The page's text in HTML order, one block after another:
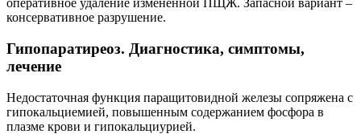
оперативное удаление измененной ПЩЖ. Запасной вариант –
консервативное разрушение.
Гипопаратиреоз. Диагностика, симптомы,
лечение
Недостаточная функция паращитовидной железы сопряжена с
гипокальциемией, повышенным содержанием фосфора в
плазме крови и гипокальциурией.